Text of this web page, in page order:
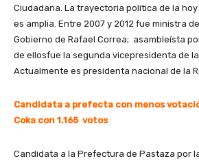
Ciudadana. La trayectoria política de la
es amplia. Entre 2007 y 2012 fue ministra
Gobierno de Rafael Correa; asambleísta
de ellosfue la segunda vicepresidenta de la
Actualmente es presidenta nacional de la
Candidata a prefecta con menos
Coka con 1.165 votos
Candidata a la Prefectura de Pastaza por